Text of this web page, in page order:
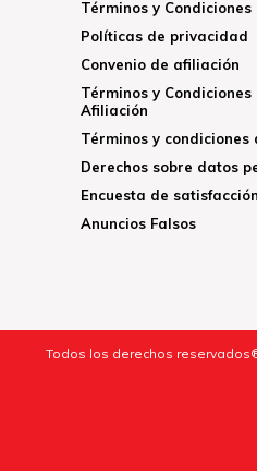
Términos y Condiciones
Políticas de privacidad
Convenio de afiliación
Términos y Condiciones
Afiliación
Términos y
Derechos sobre datos
Encuesta de satisfacción
Anuncios Falsos
Todos los derechos